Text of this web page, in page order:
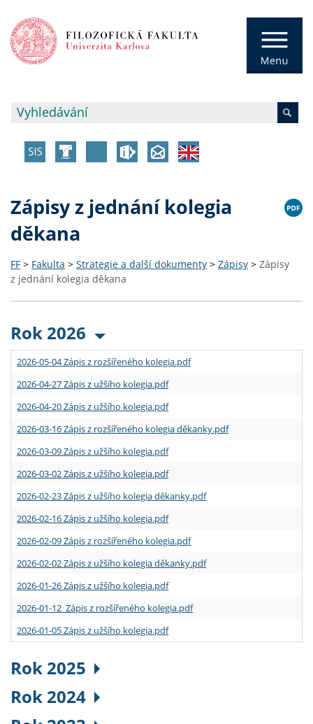
Zápisy z jednání kolegia
děkana
FF > Fakulta > Strategie a další dokumenty > Zápisy > Zápisy
z jednání kolegia děkana
Rok 2026
2026-05-04 Zápis z rozšířeného kolegia.pdf
2026-04-27 Zápis z užšího kolegia.pdf
2026-04-20 Zápis z užšího kolegia.pdf
2026-03-16 Zápis z rozšířeného kolegia děkanky.pdf
2026-03-09 Zápis z užšího kolegia.pdf
2026-03-02 Zápis z užšího kolegia.pdf
2026-02-23 Zápis z užšího kolegia děkanky.pdf
2026-02-16 Zápis z užšího kolegia.pdf
2026-02-09 Zápis z rozšířeného kolegia.pdf
2026-02-02 Zápis z užšího kolegia děkanky.pdf
2026-01-26 Zápis z užšího kolegia.pdf
2026-01-12 Zápis z rozšířeného kolegia.pdf
2026-01-05 Zápis z užšího kolegia.pdf
Rok 2025
Rok 2024